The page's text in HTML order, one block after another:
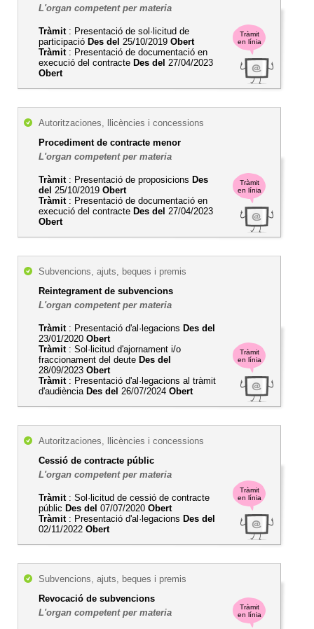
Tràmit
en línia
L'organ competent per materia
Tràmit: Presentació de sol·licitud de
participació Des del 25/10/2019 Obert
Tràmit: Presentació de documentació en
execució del contracte Des del 27/04/2023
Obert
Tràmit
en línia
Autoritzaciones, llicències i concessions
Procediment de contracte menor
L'organ competent per materia
Tràmit: Presentació de proposicions Des
del 25/10/2019 Obert
Tràmit: Presentació de documentació en
execució del contracte Des del 27/04/2023
Obert
Tràmit
en línia
Subvencions, ajuts, beques i premis
Reintegrament de subvencions
L'organ competent per materia
Tràmit: Presentació d'al·legacions Des del
23/01/2020 Obert
Tràmit: Sol·licitud d'ajornament i/o
fraccionament del deute Des del
28/09/2023 Obert
Tràmit: Presentació d'al·legacions al tràmit
d'audiència Des del 26/07/2024 Obert
Tràmit
en línia
Autoritzaciones, llicències i concessions
Cessió de contracte públic
L'organ competent per materia
Tràmit: Sol·licitud de cessió de contracte
públic Des del 07/07/2020 Obert
Tràmit: Presentació d'al·legacions Des del
02/11/2022 Obert
Tràmit
en línia
Subvencions, ajuts, beques i premis
Revocació de subvencions
L'organ competent per materia